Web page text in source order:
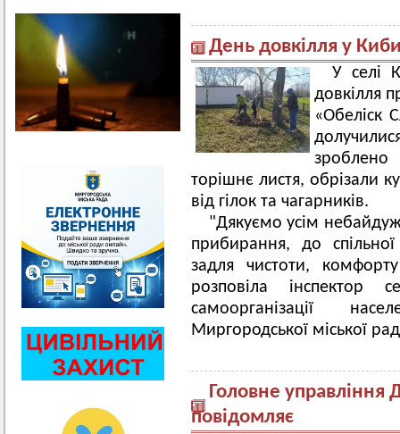
День довкілля у
У селі
довкілля
«Обеліск
зроблено
торішнє листя, обрізали
від гілок та
"Дякуємо усім
прибирання, до
задля чистоти,
розповіла
самоорганізації
Миргородської міської
Головне управління
повідомляє